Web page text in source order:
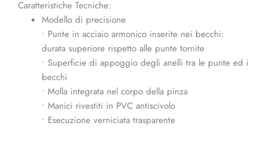
Caratteristiche Tecniche:
Modello di precisione
• Punte in acciaio armonico inserite nei becchi:
durata superiore rispetto alle punte tornite
• Superficie di appoggio degli anelli tra le punte ed i
becchi
• Molla integrata nel corpo della pinza
• Manici rivestiti in PVC antiscivolo
• Esecuzione verniciata trasparente